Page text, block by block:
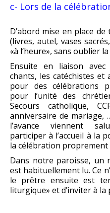
c- Lors de la
D’abord mise en place
(livres, autel, vases
«à l’heure», sans oublier
Ensuite en liaison
chants, les catéchistes et
pour des célébrations
pour l’unité des
Secours catholique,
anniversaire de mariage,
l’avance viennent
participer à l’accueil à la
la célébration proprement
Dans notre paroisse, un
est habituellement lu. Ce
le prêtre ensuite est
liturgique» et d’inviter à